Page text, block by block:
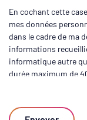
En cochant cette
mes données
dans le cadre de ma
informations
informatique autre
durée maximum de